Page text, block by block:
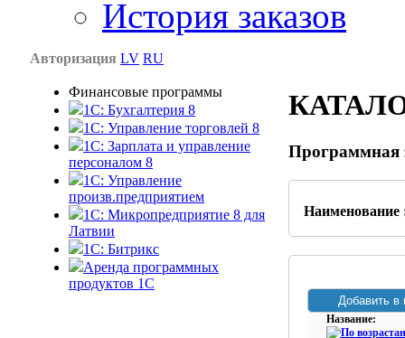
История заказов
Авторизация LV RU
Финансовые программы
1С: Бухгалтерия 8
1C: Управление торговлей 8
1C: Зарплата и управление
персоналом 8
1C: Управление
произв.предприятием
1С: Микропредприятие 8 для
Латвии
1C: Битрикс
Аренда программных
продуктов 1С
Программная
Наименование
Название: